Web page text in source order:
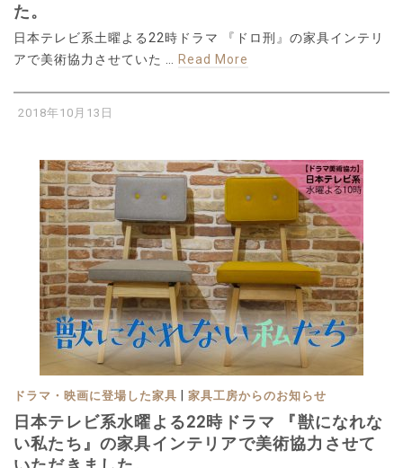
た。
日本テレビ系土曜よる22時ドラマ 『ドロ刑』の家具インテリ
アで美術協力させていた …
Read More
2018年10月13日
ドラマ・映画に登場した家具 家具工房からのお知らせ
日本テレビ系水曜よる22時ドラマ 『獣になれな
い私たち』の家具インテリアで美術協力させて